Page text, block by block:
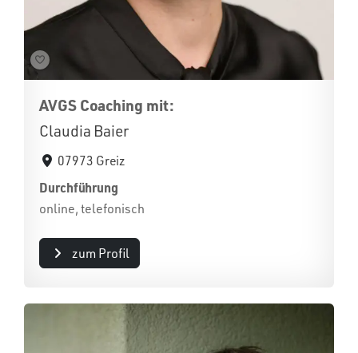
AVGS Coaching mit:
Claudia Baier
07973 Greiz
Durchführung
online, telefonisch
zum Profil